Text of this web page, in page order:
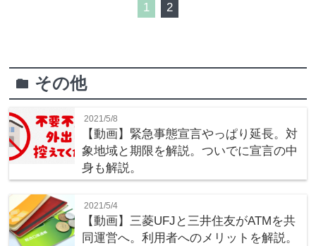
1 2
folder その他
2021/5/8
【動画】緊急事態宣言やっぱり延長。対
象地域と期限を解説。ついでに宣言の中
身も解説。
2021/5/4
【動画】三菱UFJと三井住友がATMを共
同運営へ。利用者へのメリットを解説。